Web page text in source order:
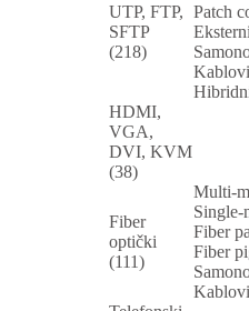
UTP, FTP,
SFTP
(218)
Patch
HDMI,
VGA,
DVI, KVM
(38)
Fiber
optički
(111)
Multi-
Single-
Fiber
Fiber